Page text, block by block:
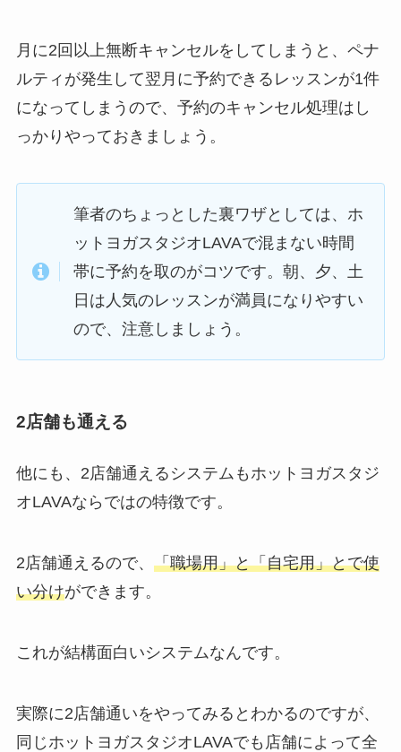
月に2回以上無断キャンセルをしてしまうと、ペナ
ルティが発生して翌月に予約できるレッスンが1件
になってしまうので、予約のキャンセル処理はし
っかりやっておきましょう。
筆者のちょっとした裏ワザとしては、ホ
ットヨガスタジオLAVAで混まない時間
帯に予約を取のがコツです。朝、夕、土
日は人気のレッスンが満員になりやすい
ので、注意しましょう。
2店舗も通える
他にも、2店舗通えるシステムもホットヨガスタジ
オLAVAならではの特徴です。
2店舗通えるので、 「職場用」と「自宅用」とで使
い分けができます。
これが結構面白いシステムなんです。
実際に2店舗通いをやってみるとわかるのですが、
同じホットヨガスタジオLAVAでも店舗によって全